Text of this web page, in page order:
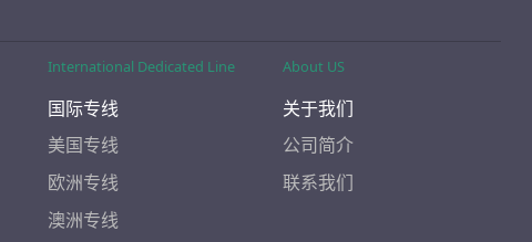
International Dedicated Line
国际专线
美国专线
欧洲专线
澳洲专线
About US
关于我们
公司简介
联系我们